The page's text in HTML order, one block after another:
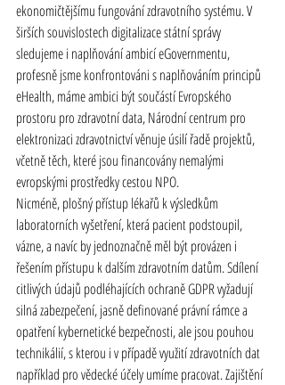
ekonomičtějšímu fungování zdravotního systému. V
širších souvislostech digitalizace státní správy
sledujeme i naplňování ambicí eGovernmentu,
profesně jsme konfrontováni s naplňováním principů
eHealth, máme ambici být součástí Evropského
prostoru pro zdravotní data, Národní centrum pro
elektronizaci zdravotnictví věnuje úsilí řadě projektů,
včetně těch, které jsou financovány nemalými
evropskými prostředky cestou NPO.
Nicméně, plošný přístup lékařů k výsledkům
laboratorních vyšetření, která pacient podstoupil,
vázne, a navíc by jednoznačně měl být provázen i
řešením přístupu k dalším zdravotním datům. Sdílení
citlivých údajů podléhajících ochraně GDPR vyžadují
silná zabezpečení, jasně definované právní rámce a
opatření kybernetické bezpečnosti, ale jsou pouhou
technikálií, s kterou i v případě využití zdravotních dat
například pro vědecké účely umíme pracovat. Zajištění